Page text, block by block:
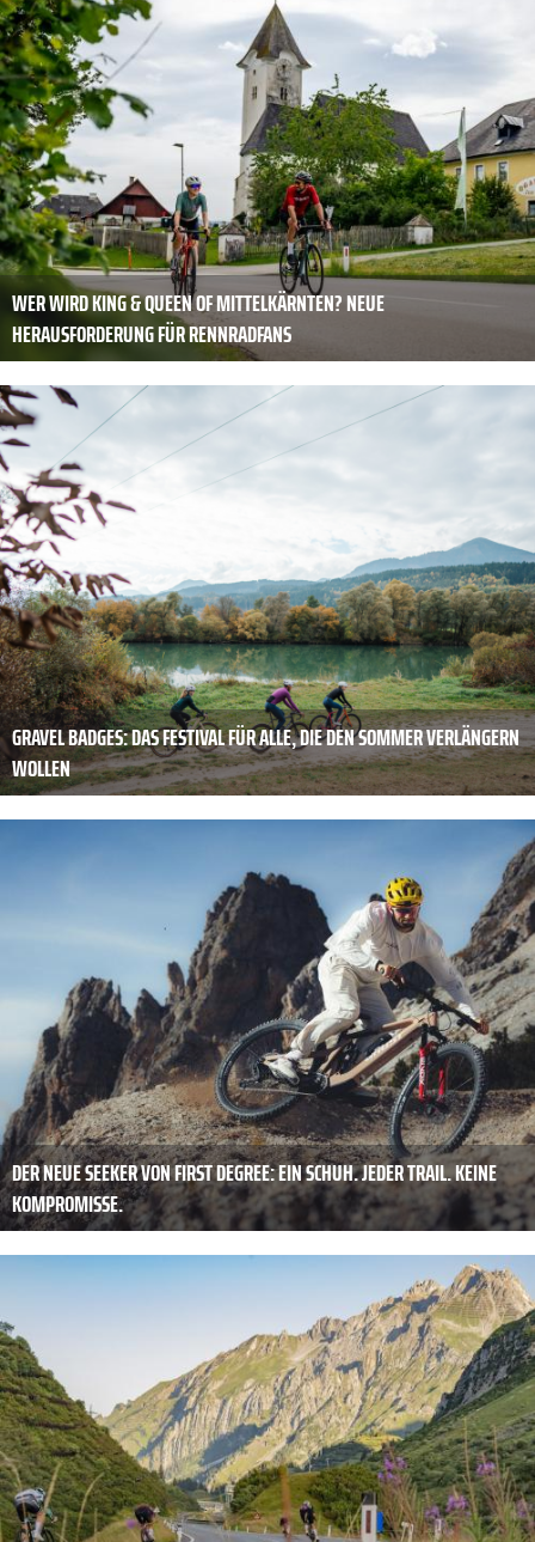
WER WIRD KING & QUEEN OF MITTELKÄRNTEN? NEUE
HERAUSFORDERUNG FÜR RENNRADFANS
GRAVEL BADGES: DAS FESTIVAL FÜR ALLE, DIE DEN SOMMER VERLÄNGERN
WOLLEN
DER NEUE SEEKER VON FIRST DEGREE: EIN SCHUH. JEDER TRAIL. KEINE
KOMPROMISSE.